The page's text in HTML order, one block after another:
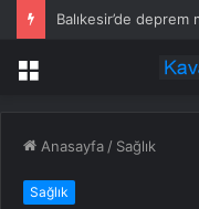
Menü
Anasayfa / Sağlık
Sağlık